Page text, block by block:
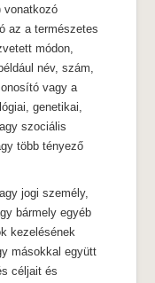
vonatkozó
az a természetes
módon,
név, szám,
vagy a
genetikai,
szociális
több tényező
jogi személy,
bármely egyéb
kezelésének
másokkal együtt
céljait és